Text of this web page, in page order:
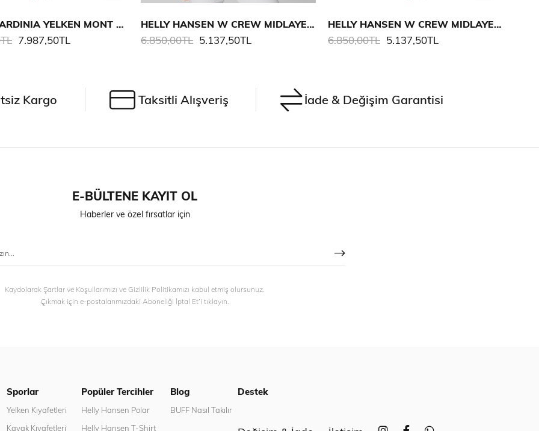
MUSTO SARDINIA YELKEN MONT 2.0 KADIN
7.987,50TL
HELLY HANSEN W CREW MIDLAYER POLARLI MONT
5.137,50TL
6.850,00TL
HELLY HANSEN W CREW MIDLAYER POLARLI MONT
5.137,50TL
6.850,00TL
Kargo Taksitli Alışveriş İade & Değişim Garantisi
E-BÜLTENE KAYIT OL
Haberler ve özel fırsatlar için
Kaydolarak Şartlar ve Koşullarımızı ve Gizlilik Politikamızı kabul etmiş olursunuz.
Çıkmak için e-postalarımızdaki Aboneliği İptal Et’i tıklayın.
Sporlar
Yelken Kıyafetleri
Kayak Kıyafetleri
Popüler Tercihler
Helly Hansen Polar
Helly Hansen T-Shirt
Blog
BUFF Nasıl Takılır
Destek